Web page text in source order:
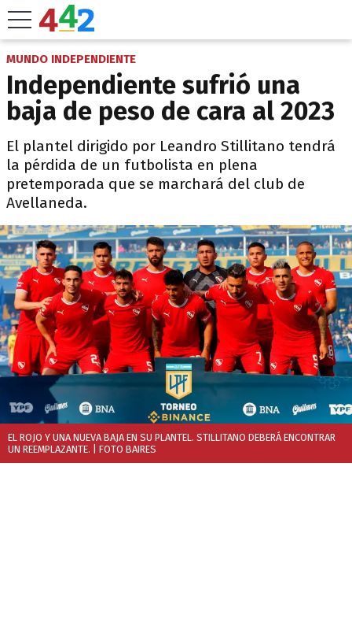
MUNDO INDEPENDIENTE
Independiente sufrió una
baja de peso de cara al 2023
El plantel dirigido por Leandro Stillitano tendrá
la pérdida de un futbolista en plena
pretemporada que se marchará del club de
Avellaneda.
EL ROJO Y UNA NUEVA BAJA EN SU PLANTEL. STILLITANO DEBERÁ ENCONTRAR
UN REEMPLAZANTE. | FOTO BAIRES